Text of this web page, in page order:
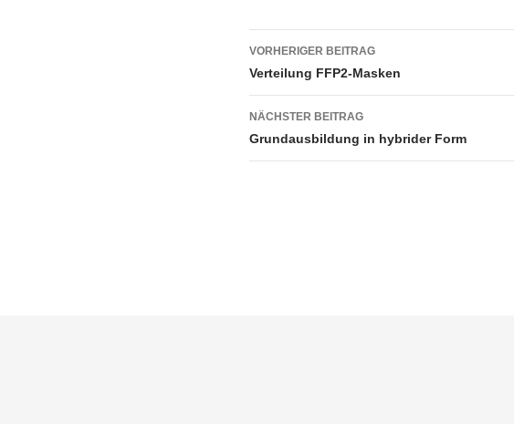
Beitragsnavigation
VORHERIGER BEITRAG
Verteilung FFP2-Masken
NÄCHSTER BEITRAG
Grundausbildung in hybrider Form